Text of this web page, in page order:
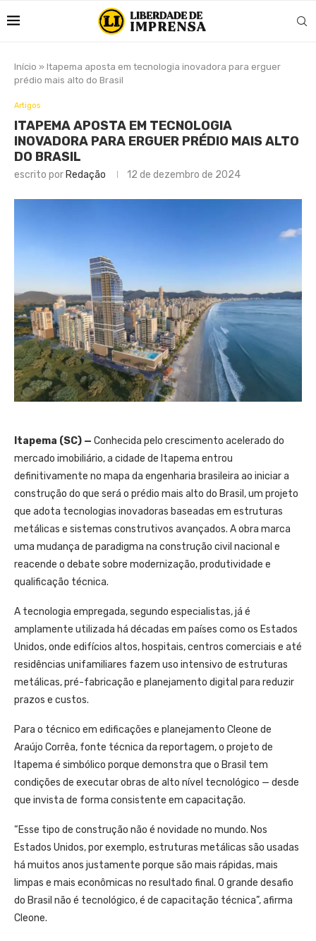
Início » Itapema aposta em tecnologia inovadora para erguer
prédio mais alto do Brasil
Artigos
ITAPEMA APOSTA EM TECNOLOGIA
INOVADORA PARA ERGUER PRÉDIO MAIS ALTO
DO BRASIL
escrito por Redação 12 de dezembro de 2024
Itapema (SC) — Conhecida pelo crescimento acelerado do
mercado imobiliário, a cidade de Itapema entrou
definitivamente no mapa da engenharia brasileira ao iniciar a
construção do que será o prédio mais alto do Brasil, um projeto
que adota tecnologias inovadoras baseadas em estruturas
metálicas e sistemas construtivos avançados. A obra marca
uma mudança de paradigma na construção civil nacional e
reacende o debate sobre modernização, produtividade e
qualificação técnica.
A tecnologia empregada, segundo especialistas, já é
amplamente utilizada há décadas em países como os Estados
Unidos, onde edifícios altos, hospitais, centros comerciais e até
residências unifamiliares fazem uso intensivo de estruturas
metálicas, pré-fabricação e planejamento digital para reduzir
prazos e custos.
Para o técnico em edificações e planejamento Cleone de
Araújo Corrêa, fonte técnica da reportagem, o projeto de
Itapema é simbólico porque demonstra que o Brasil tem
condições de executar obras de alto nível tecnológico — desde
que invista de forma consistente em capacitação.
“Esse tipo de construção não é novidade no mundo. Nos
Estados Unidos, por exemplo, estruturas metálicas são usadas
há muitos anos justamente porque são mais rápidas, mais
limpas e mais econômicas no resultado final. O grande desafio
do Brasil não é tecnológico, é de capacitação técnica”, afirma
Cleone.